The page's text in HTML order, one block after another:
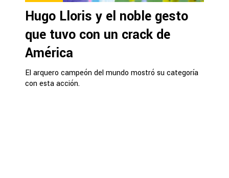
Hugo Lloris y el noble gesto
que tuvo con un crack de
América
El arquero campeón del mundo mostró su categoría
con esta acción.